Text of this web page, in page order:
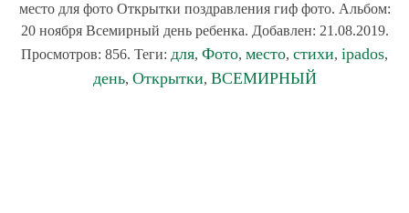
место для фото Открытки поздравления гиф фото. Альбом:
20 ноября Всемирный день ребенка. Добавлен: 21.08.2019.
Просмотров: 856. Теги: для, Фото, место, стихи, ipados,
день, Открытки, ВСЕМИРНЫЙ